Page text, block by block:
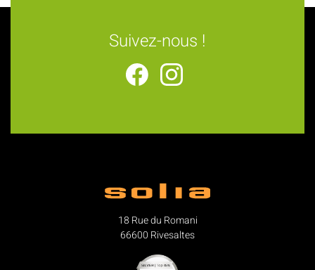
Suivez-nous !
18 Rue du Romani
66600 Rivesaltes